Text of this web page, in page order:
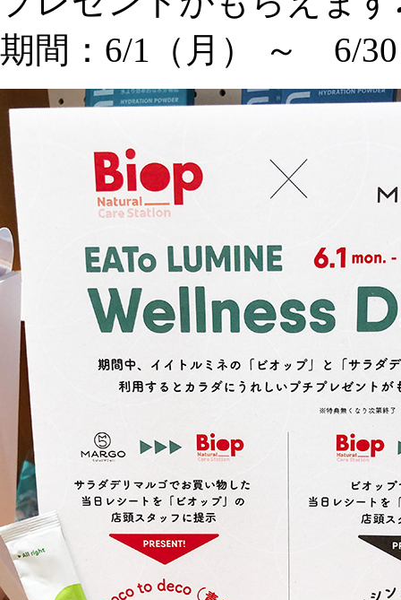
期間：6/1（月） ～ 6/